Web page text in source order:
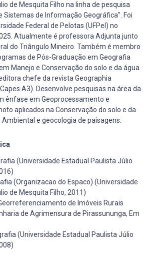
de Mesquita Filho na linha de pesquisa
Sistemas de Informação Geográfica''. Foi
Federal de Pelotas (UFPel) no
Atualmente é professora Adjunta junto
do Triângulo Mineiro. Também é membro
de Pós-Graduação em Geografia
Manejo e Conservação do solo e da água
chefe da revista Geographia
A3). Desenvolve pesquisas na área da
ênfase em Geoprocessamento e
aplicados na Conservação do solo e da
e geocologia de paisagens.
(Universidade Estadual Paulista Júlio
(Organizacao do Espaco) (Universidade
de Mesquita Filho, 2011)
de Imóveis Rurais
de Agrimensura de Pirassununga, Em
(Universidade Estadual Paulista Júlio